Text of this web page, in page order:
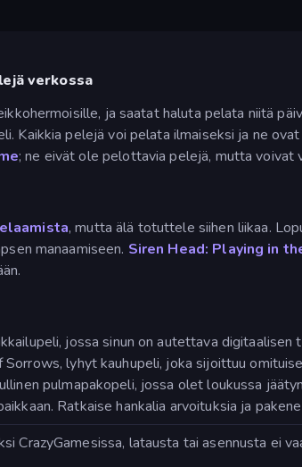
verkossa
ja saatat haluta pelata niitä
Kaikkia pelejä voi pelata ilmaiseksi ja ne
; ne eivät ole pelottavia pelejä, mutta voivat
, mutta älä totuttele siihen liikaa.
manaamiseen. Siren Head: Playing in
jossa sinun on autettava
Sorrows, lyhyt kauhupeli, joka sijoittuu
pulmapakopeli, jossa olet loukussa
Ratkaise hankalia arvoituksia ja
CrazyGamesissa, latausta tai asennusta ei